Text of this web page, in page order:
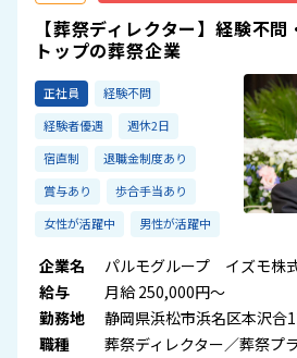
【葬祭ディレクター】経験不
トップの葬祭企業
正社員
経験不問
経験者優遇
週休2日
宿直制
退職金制度あり
賞与あり
歩合手当あり
女性が活躍中
男性が活躍中
企業名
パルモグループ イズモ株
給与
月給 250,000円～
勤務地
静岡県浜松市浜名区本沢合
職種
葬祭ディレクター／葬祭プ